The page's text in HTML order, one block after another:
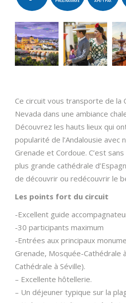
Ce circuit vous transporte de la
Nevada dans une ambiance
Découvrez les hauts lieux qui
popularité de l’Andalousie avec
Grenade et Cordoue. C’est
plus grande cathédrale
de découvrir ou redécouvrir le
Les points fort du circuit
-Excellent guide
-30 participants maximum
-Entrées aux principaux
Grenade, Mosquée-Cathédrale
Cathédrale à Séville).
– Excellente hôtellerie.
– Un déjeuner typique sur la